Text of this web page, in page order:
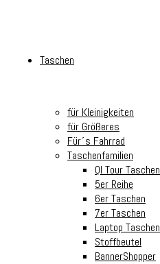
Taschen
für Kleinigkeiten
für Größeres
Für´s Fahrrad
Taschenfamilien
Ql Tour Taschen
5er Reihe
6er Taschen
7er Taschen
Laptop Taschen
Stoffbeutel
BannerShopper